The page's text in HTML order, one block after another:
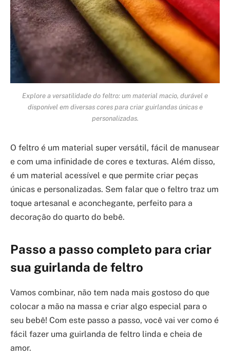
Explore a versatilidade do feltro: um material macio, durável e
disponível em diversas cores para criar guirlandas únicas e
personalizadas.
O feltro é um material super versátil, fácil de manusear
e com uma infinidade de cores e texturas. Além disso,
é um material acessível e que permite criar peças
únicas e personalizadas. Sem falar que o feltro traz um
toque artesanal e aconchegante, perfeito para a
decoração do quarto do bebê.
Passo a passo completo para criar
sua guirlanda de feltro
Vamos combinar, não tem nada mais gostoso do que
colocar a mão na massa e criar algo especial para o
seu bebê! Com este passo a passo, você vai ver como é
fácil fazer uma guirlanda de feltro linda e cheia de
amor.